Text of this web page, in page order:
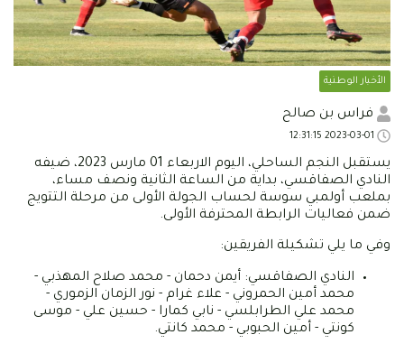
الأخبار الوطنية
فراس بن صالح
يستقبل النجم الساحلي، اليوم الاربعاء 01 مارس 2023، ضيفه
النادي الصفاقسي، بداية من الساعة الثانية ونصف مساء،
بملعب أولمبي سوسة لحساب الجولة الأولى من مرحلة التتويج
ضمن فعاليات الرابطة المحترفة الأولى.
وفي ما يلي تشكيلة الفريقين:
النادي الصفاقسي: أيمن دحمان - محمد صلاح المهذبي -
محمد أمين الحمروني - علاء غرام - نور الزمان الزموري -
محمد علي الطرابلسي - نابي كمارا - حسين علي - موسى
كونتي - أمين الحبوبي - محمد كانتي.